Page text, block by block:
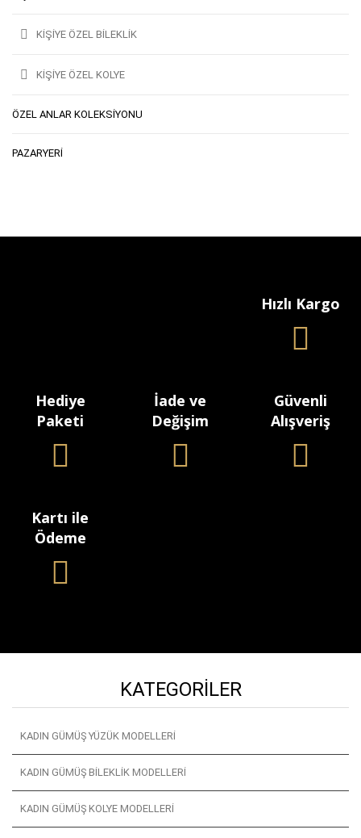
KIŞIYE ÖZEL BILEKLIK
KIŞIYE ÖZEL KOLYE
ÖZEL ANLAR KOLEKSİYONU
PAZARYERI
Hızlı Kargo
Hediye
Paketi
İade ve
Değişim
Güvenli
Alışveriş
Kartı ile
Ödeme
KATEGORILER
KADIN GÜMÜŞ YÜZÜK MODELLERI
KADIN GÜMÜŞ BILEKLIK MODELLERI
KADIN GÜMÜŞ KOLYE MODELLERI